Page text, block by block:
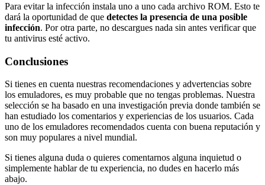
Para evitar la infección instala uno a uno cada archivo ROM. Esto te
dará la oportunidad de que detectes la presencia de una posible
infección. Por otra parte, no descargues nada sin antes verificar que
tu antivirus esté activo.
Conclusiones
Si tienes en cuenta nuestras recomendaciones y advertencias sobre
los emuladores, es muy probable que no tengas problemas. Nuestra
selección se ha basado en una investigación previa donde también se
han estudiado los comentarios y experiencias de los usuarios. Cada
uno de los emuladores recomendados cuenta con buena reputación y
son muy populares a nivel mundial.
Si tienes alguna duda o quieres comentarnos alguna inquietud o
simplemente hablar de tu experiencia, no dudes en hacerlo más
abajo.